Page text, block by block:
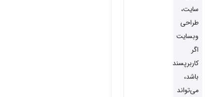
سایت،
طراحی
وبسایت
اگر
کاربرپسند
باشد،
می‌تواند